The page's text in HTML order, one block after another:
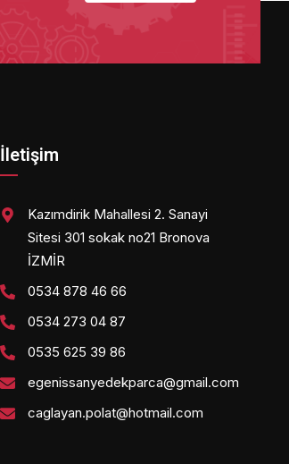
İletişim
Kazımdirik Mahallesi 2. Sanayi
Sitesi 301 sokak no21 Bronova
İZMİR
0534 878 46 66
0534 273 04 87
0535 625 39 86
egenissanyedekparca@gmail.com
caglayan.polat@hotmail.com